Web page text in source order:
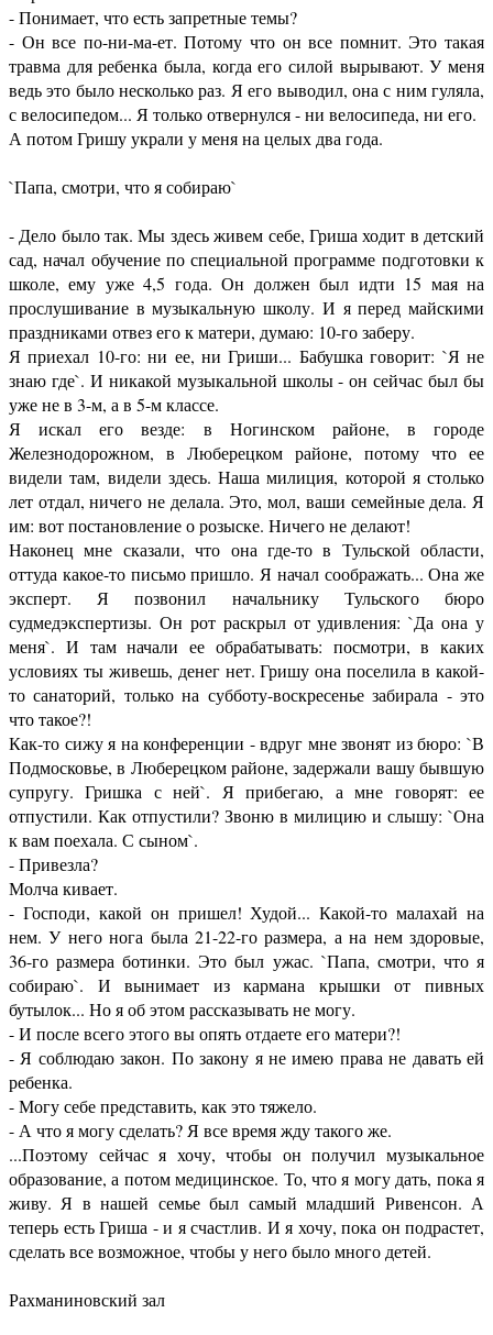
- Понимает, что есть запретные темы?
- Он все по-ни-ма-ет. Потому что он все помнит. Это такая
травма для ребенка была, когда его силой вырывают. У меня
ведь это было несколько раз. Я его выводил, она с ним гуляла,
с велосипедом... Я только отвернулся - ни велосипеда, ни его.
А потом Гришу украли у меня на целых два года.
`Папа, смотри, что я собираю`
- Дело было так. Мы здесь живем себе, Гриша ходит в детский
сад, начал обучение по специальной программе подготовки к
школе, ему уже 4,5 года. Он должен был идти 15 мая на
прослушивание в музыкальную школу. И я перед майскими
праздниками отвез его к матери, думаю: 10-го заберу.
Я приехал 10-го: ни ее, ни Гриши... Бабушка говорит: `Я не
знаю где`. И никакой музыкальной школы - он сейчас был бы
уже не в 3-м, а в 5-м классе.
Я искал его везде: в Ногинском районе, в городе
Железнодорожном, в Люберецком районе, потому что ее
видели там, видели здесь. Наша милиция, которой я столько
лет отдал, ничего не делала. Это, мол, ваши семейные дела. Я
им: вот постановление о розыске. Ничего не делают!
Наконец мне сказали, что она где-то в Тульской области,
оттуда какое-то письмо пришло. Я начал соображать... Она же
эксперт. Я позвонил начальнику Тульского бюро
судмедэкспертизы. Он рот раскрыл от удивления: `Да она у
меня`. И там начали ее обрабатывать: посмотри, в каких
условиях ты живешь, денег нет. Гришу она поселила в какой-
то санаторий, только на субботу-воскресенье забирала - это
что такое?!
Как-то сижу я на конференции - вдруг мне звонят из бюро: `В
Подмосковье, в Люберецком районе, задержали вашу бывшую
супругу. Гришка с ней`. Я прибегаю, а мне говорят: ее
отпустили. Как отпустили? Звоню в милицию и слышу: `Она
к вам поехала. С сыном`.
- Привезла?
Молча кивает.
- Господи, какой он пришел! Худой... Какой-то малахай на
нем. У него нога была 21-22-го размера, а на нем здоровые,
36-го размера ботинки. Это был ужас. `Папа, смотри, что я
собираю`. И вынимает из кармана крышки от пивных
бутылок... Но я об этом рассказывать не могу.
- И после всего этого вы опять отдаете его матери?!
- Я соблюдаю закон. По закону я не имею права не давать ей
ребенка.
- Могу себе представить, как это тяжело.
- А что я могу сделать? Я все время жду такого же.
...Поэтому сейчас я хочу, чтобы он получил музыкальное
образование, а потом медицинское. То, что я могу дать, пока я
живу. Я в нашей семье был самый младший Ривенсон. А
теперь есть Гриша - и я счастлив. И я хочу, пока он подрастет,
сделать все возможное, чтобы у него было много детей.
Рахманиновский зал